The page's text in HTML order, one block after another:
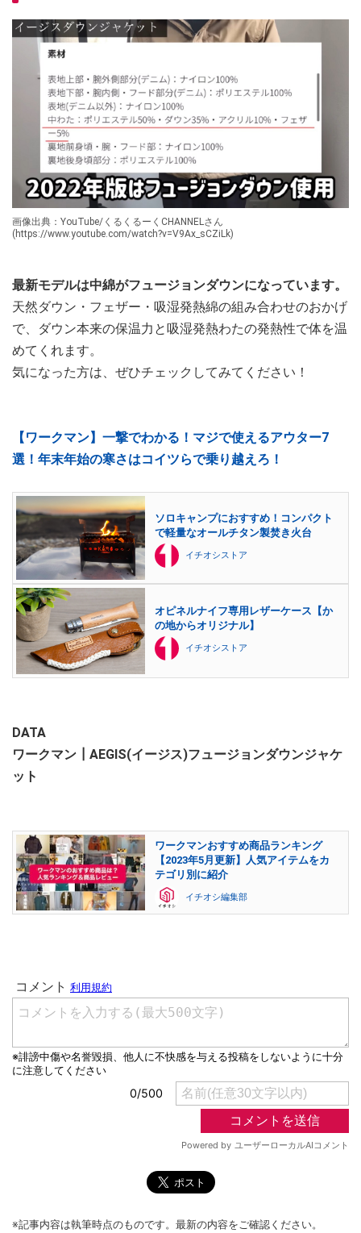
画像出典：YouTube/くるくるーくCHANNELさん
(https://www.youtube.com/watch?v=V9Ax_sCZiLk)
最新モデルは中綿がフュージョンダウンになっています。
天然ダウン・フェザー・吸湿発熱綿の組み合わせのおかげ
で、ダウン本来の保温力と吸湿発熱わたの発熱性で体を温
めてくれます。
気になった方は、ぜひチェックしてみてください！
【ワークマン】一撃でわかる！マジで使えるアウター7
選！年末年始の寒さはコイツらで乗り越えろ！
ソロキャンプにおすすめ！コンパクト
で軽量なオールチタン製焚き火台
イチオシストア
オピネルナイフ専用レザーケース【か
の地からオリジナル】
イチオシストア
DATA
ワークマン┃AEGIS(イージス)フュージョンダウンジャケ
ット
ワークマンおすすめ商品ランキング
【2023年5月更新】人気アイテムをカ
テゴリ別に紹介
イチオシ編集部
※記事内容は執筆時点のものです。最新の内容をご確認ください。